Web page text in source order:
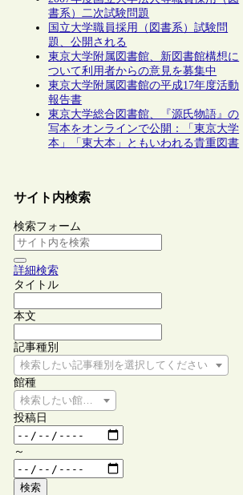
書系）二次試験問題
国立大学職員採用（図書系）試験問
題、公開される
東京大学附属図書館、新図書館構想に
ついて利用者からの意見を募集中
東京大学附属図書館の平成17年度活動
報告書
東京大学総合図書館、『源氏物語』の
写本をオンラインで公開：「東京大学
本」「東大本」ともいわれる貴重図書
サイト内検索
検索フォーム
詳細検索
タイトル
本文
記事種別
検索したい記事種別を選択してください
館種
検索したい館種を選択してください
投稿日
～
検索